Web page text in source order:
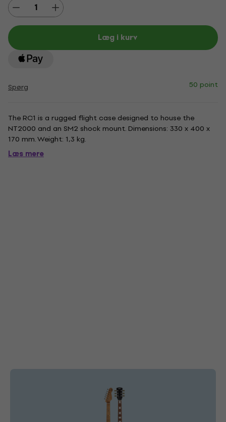
Læg i kurv
Spørg 50 point
The RC1 is a rugged flight case designed to house the
NT2000 and an SM2 shock mount. Dimensions: 330 x 400 x
170 mm. Weight: 1,3 kg.
Læs mere